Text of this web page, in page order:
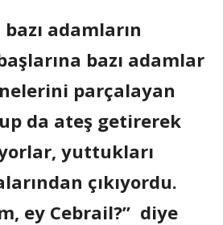
adamların
bazı adamlar
parçalayan
da ateş getirerek
yuttukları
çıkıyordu.
ey Cebrail?” diye